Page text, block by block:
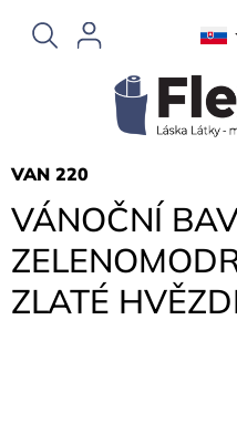
obsah
VÁNOČNÍ
ZLATÉ
VAN 220